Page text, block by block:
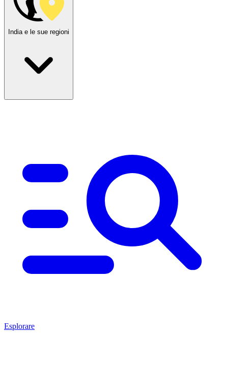
India e le sue regioni
Esplorare